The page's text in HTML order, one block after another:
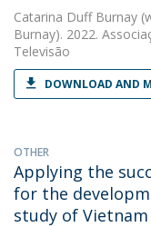
Catarina Duff Burnay
Burnay). 2022.
Televisão
DOWNLOAD AND
OTHER
Applying the
for the
study of Vietnam